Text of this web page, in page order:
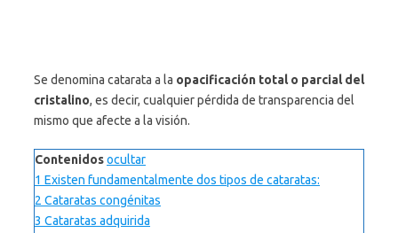
Se denomina catarata a la opacificación total o parcial del
cristalino, es decir, cualquier pérdida de transparencia del
mismo que afecte a la visión.
Contenidosocultar
1 Existen fundamentalmente dos tipos de cataratas:
2 Cataratas congénitas
3 Cataratas adquirida